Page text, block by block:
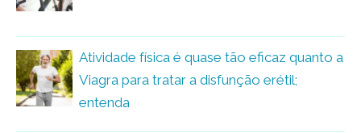
Atividade física é quase tão eficaz quanto a
Viagra para tratar a disfunção erétil;
entenda